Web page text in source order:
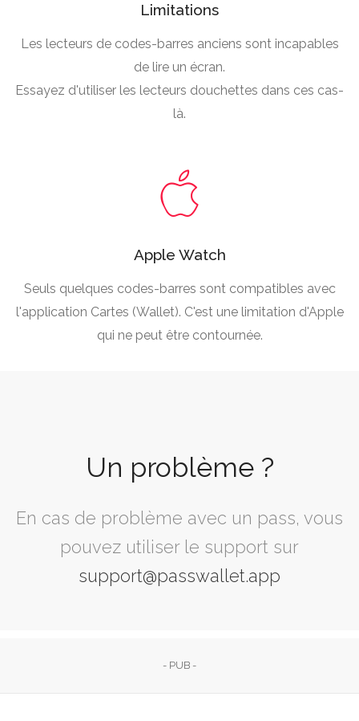
Limitations
Les lecteurs de codes-barres anciens sont incapables
de lire un écran.
Essayez d'utiliser les lecteurs douchettes dans ces cas-
là.
Apple Watch
Seuls quelques codes-barres sont compatibles avec
l'application Cartes (Wallet). C'est une limitation d'Apple
qui ne peut être contournée.
Un problème ?
En cas de problème avec un pass, vous
pouvez utiliser le support sur
support@passwallet.app
- PUB -